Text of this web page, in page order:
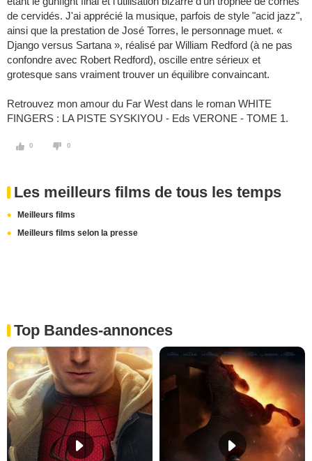
de cervidés. J'ai apprécié la musique, parfois de style "acid jazz",
ainsi que la prestation de José Torres, le personnage muet. «
Django versus Sartana », réalisé par William Redford (à ne pas
confondre avec Robert Redford), oscille entre sérieux et
grotesque sans vraiment trouver un équilibre convaincant.
Retrouvez mon amour du Far West dans le roman WHITE
FINGERS : LA PISTE SYSKIYOU - Eds VERONE - TOME 1.
0 0
Les meilleurs films de tous les temps
Meilleurs films
Meilleurs films selon la presse
Top Bandes-annonces